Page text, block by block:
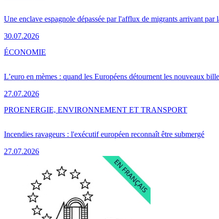
Une enclave espagnole dépassée par l'afflux de migrants arrivant par
30.07.2026
L’euro en mèmes : quand les Européens détournent les nouveaux
27.07.2026
ÉCONOMIE
Incendies ravageurs : l'exécutif européen reconnaît être submergé
27.07.2026
PROENERGIE, ENVIRONNEMENT ET TRANSPORT